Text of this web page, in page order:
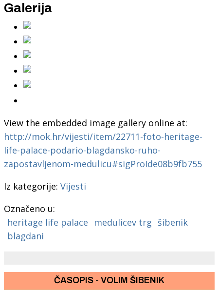
Galerija
View the embedded image gallery online at:
http://mok.hr/vijesti/item/22711-foto-heritage-
life-palace-podario-blagdansko-ruho-
zapostavljenom-medulicu#sigProIde08b9fb755
Iz kategorije: Vijesti
Označeno u:
heritage life palace
medulicev trg šibenik
blagdani
ČASOPIS - VOLIM ŠIBENIK